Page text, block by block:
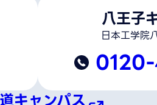
八王子
日本工学院